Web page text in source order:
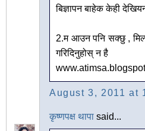
बिज्ञापन बाहेक केही
2.म आउन पनि सक्छु ,
गरिदिनुहोस् न है
August 3, 2011 at
कृष्णपक्ष थापा said...